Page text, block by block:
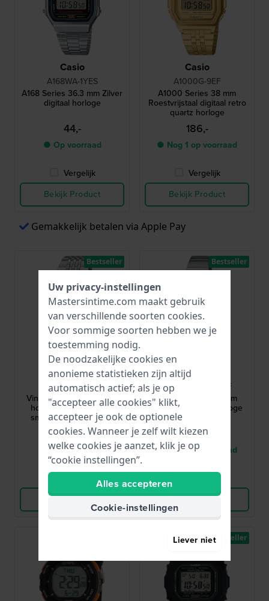
Casio
A168WA-1YES
A168 Series 36.3 mm Zilver
digitaal horloge
44,-
● Op voorraad
Vergelijk
Bekijk Product
Casio
A1000G-9EF
A1000 Series 38 mm
Roestvrijstaal digitaal retro
quartz horloge
186,-
● Nog 1 op voorraad
Vergelijk
Bekijk Product
Gemakkelijk betalen via Apple Pay
Casio
ABL-100WE-1AEF
Vintage 37.9 mm Vintage
horloge met Bluetooth
smartphone koppeling
88,-
● Op voorraad
Bekijk Product
Bestseller
Casio
LA670WEA-4A2EF
Vintage Mini 24.6 mm
Zilver-rose retro horloge
44,-
● Nog 1 op voorraad
Bekijk Product
Bestseller
Bestseller
Uw privacy-instellingen
Mastersintime.com maakt gebruik
van verschillende soorten cookies.
Voor sommige soorten hebben we je
toestemming nodig.
De noodzakelijke cookies en
anonieme statistieken zijn altijd
automatisch actief; als je op
"accepteer alle cookies" klikt,
accepteer je ook de optionele
cookies. Wanneer je zelf wilt kiezen
welke cookies je aanzet, klik je op
“cookie instellingen”.
Alles accepteren
Cookie-instellingen
Liever niet